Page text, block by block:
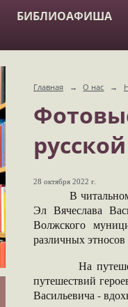
БИБЛИОАФИША
Главная → О нас →
28 октября 2022 г.
В читальном
Эл Вячеслава
Волжского
различных
На
путешествий
Васильевича -